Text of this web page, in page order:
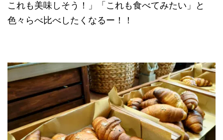
これも美味しそう！」「これも食べてみたい」と
色々らべ比べしたくなるー！！